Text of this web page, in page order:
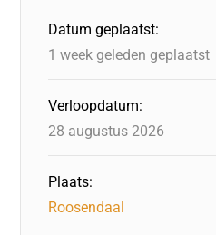
o
k
n
Datum geplaatst:
1 week geleden geplaatst
Verloopdatum:
28 augustus 2026
Plaats:
Roosendaal